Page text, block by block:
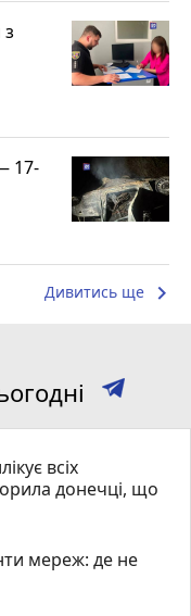
17-
Дивитись ще keyboard_arrow_right
всіх
донечці, що
мереж: де не